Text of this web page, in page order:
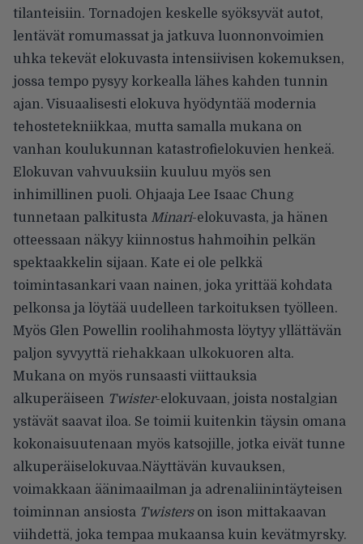
tilanteisiin. Tornadojen keskelle syöksyvät autot,
lentävät romumassat ja jatkuva luonnonvoimien
uhka tekevät elokuvasta intensiivisen kokemuksen,
jossa tempo pysyy korkealla lähes kahden tunnin
ajan. Visuaalisesti elokuva hyödyntää modernia
tehostetekniikkaa, mutta samalla mukana on
vanhan koulukunnan katastrofielokuvien henkeä.
Elokuvan vahvuuksiin kuuluu myös sen
inhimillinen puoli. Ohjaaja Lee Isaac Chung
tunnetaan palkitusta Minari-elokuvasta, ja hänen
otteessaan näkyy kiinnostus hahmoihin pelkän
spektaakkelin sijaan. Kate ei ole pelkkä
toimintasankari vaan nainen, joka yrittää kohdata
pelkonsa ja löytää uudelleen tarkoituksen työlleen.
Myös Glen Powellin roolihahmosta löytyy yllättävän
paljon syvyyttä riehakkaan ulkokuoren alta.
Mukana on myös runsaasti viittauksia
alkuperäiseen Twister-elokuvaan, joista nostalgian
ystävät saavat iloa. Se toimii kuitenkin täysin omana
kokonaisuutenaan myös katsojille, jotka eivät tunne
alkuperäiselokuvaa.Näyttävän kuvauksen,
voimakkaan äänimaailman ja adrenaliinintäyteisen
toiminnan ansiosta Twisterson ison mittakaavan
viihdettä, joka tempaa mukaansa kuin kevätmyrsky.